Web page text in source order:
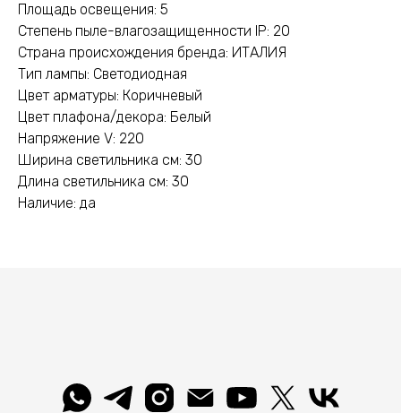
Площадь освещения: 5
Степень пыле-влагозащищенности IP: 20
Страна происхождения бренда: ИТАЛИЯ
Тип лампы: Светодиодная
Цвет арматуры: Коричневый
Цвет плафона/декора: Белый
Напряжение V: 220
Ширина светильника см: 30
Длина светильника см: 30
Наличие: да